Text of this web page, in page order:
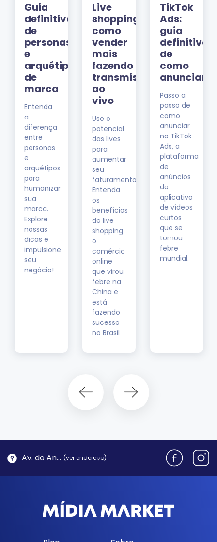
Guia
definitivo
de
personas
e
arquétipos
de
marca
Entenda
a
diferença
entre
personas
e
arquétipos
para
humanizar
sua
marca.
Explore
nossas
dicas e
impulsione
seu
negócio!
Live
shopping:
como
vender
mais
fazendo
transmissões
ao
vivo
Use o
potencial
das lives
para
aumentar
seu
faturamento!
Entenda
os
benefícios
do live
shopping
o
comércio
online
que virou
febre na
China e
está
fazendo
sucesso
no Brasil
TikTok
Ads:
guia
definitivo
de
como
anunciar
Passo a
passo de
como
anunciar
no TikTok
Ads, a
plataforma
de
anúncios
do
aplicativo
de vídeos
curtos
que se
tornou
febre
mundial.
Av. do Antão, 1762 - Morro da Cruz | Florianópolis (ver endereço)